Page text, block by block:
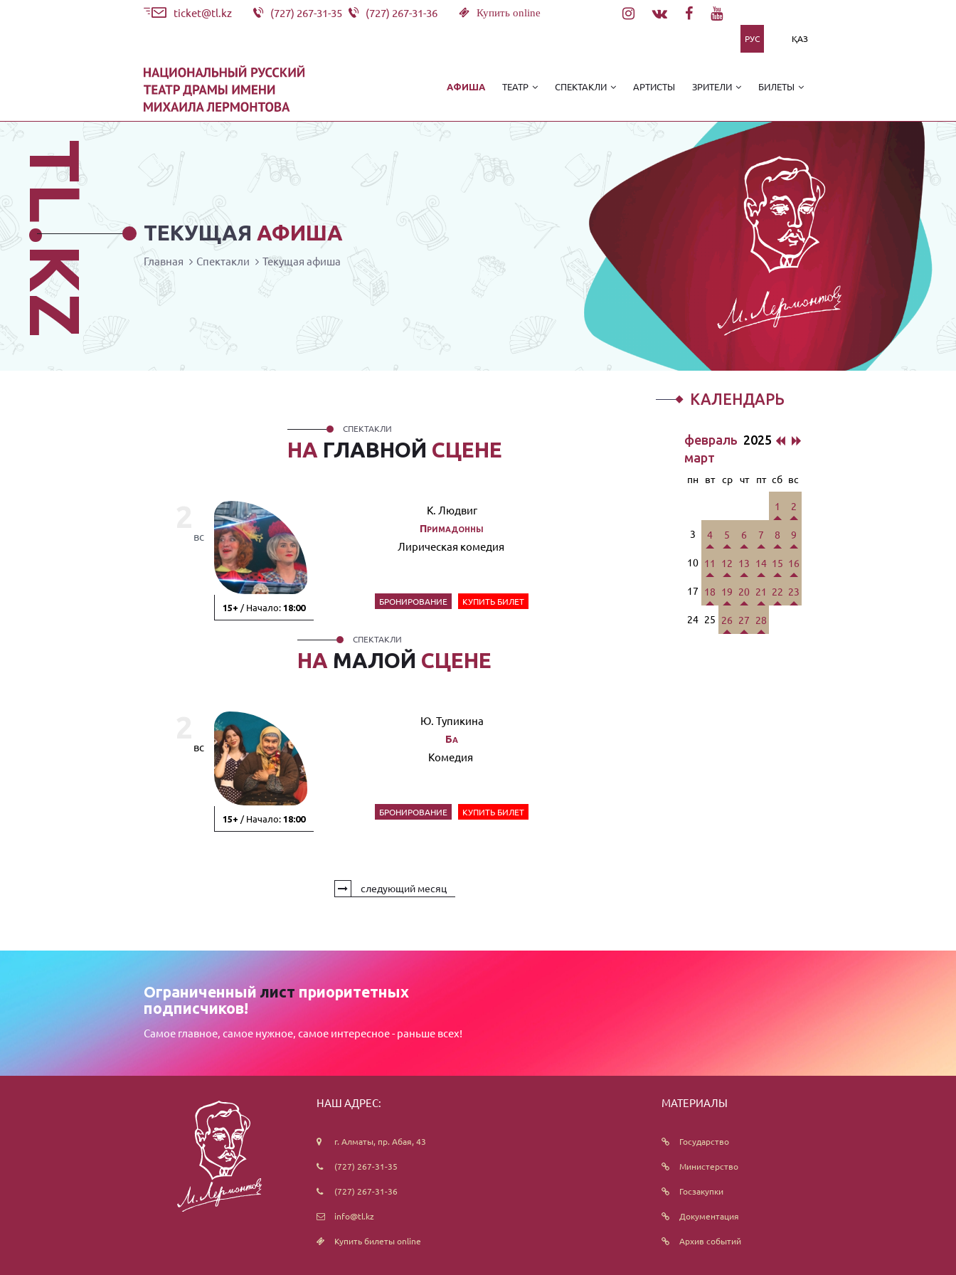
ticket@tl.kz (727) 267-31-35 (727) 267-31-36 Купить online
РУС ҚАЗ
АФИША ТЕАТР СПЕКТАКЛИ АРТИСТЫ ЗРИТЕЛИ БИЛЕТЫ
ТЕКУЩАЯ АФИША
TL.KZ Главная Спектакли Текущая афиша
НА ГЛАВНОЙ СЦЕНЕ
СПЕКТАКЛИ
вс
15+ / Начало: 18:00
К. Людвиг
Примадонны
Лирическая комедия
БРОНИРОВАНИЕ КУПИТЬ БИЛЕТ
НА МАЛОЙ СЦЕНЕ
СПЕКТАКЛИ
вс
15+ / Начало: 18:00
Ю. Тупикина
Ба
Комедия
БРОНИРОВАНИЕ КУПИТЬ БИЛЕТ
следующий месяц
КАЛЕНДАРЬ
февраль 2025
март
пн вт ср чт пт сб вс
1 2
3 4 5 6 7 8 9
10 11 12 13 14 15 16
17 18 19 20 21 22 23
24 25 26 27 28
Ограниченныйлист приоритетных
подписчиков!
Самое главное, самое нужное, самое интересное - раньше всех!
НАШ АДРЕС:
г. Алматы, пр. Абая, 43
(727) 267-31-35
(727) 267-31-36
info@tl.kz
Купить билеты online
МАТЕРИАЛЫ
Государство
Министерство
Госзакупки
Документация
Архив событий